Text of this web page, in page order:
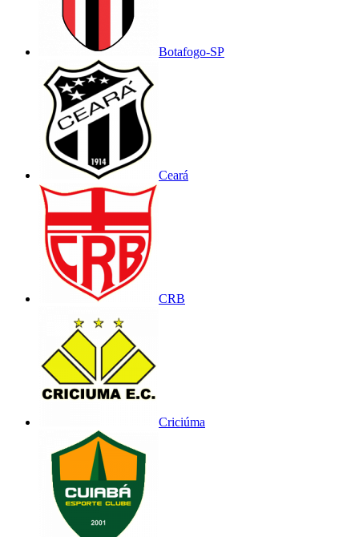
Botafogo-SP
Ceará
CRB
Criciúma